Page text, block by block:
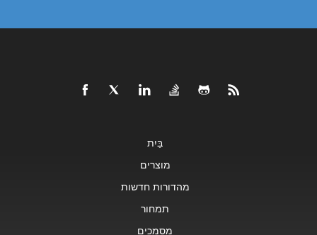
בַּיִת
מוצרים
מהדורות חדשות
תמחור
מסמכים